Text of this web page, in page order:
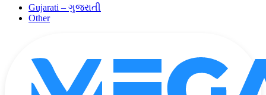
Gujarati – ગુજરાતી
Other